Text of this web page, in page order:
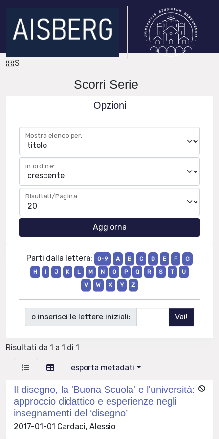
IRIS
Scorri Serie
Opzioni
Mostra elenco per:
in ordine:
Risultati/Pagina
Parti dalla lettera: 0-9 A B C D E F
G
H
I J K L M N O P Q R S T
U
V
W X Y Z
o inserisci le lettere iniziali:
Risultati da 1 a 1 di 1
esporta metadati
Il disegno, la 'Buona Scuola' e l'università:
approccio didattico e esperienze negli
insegnamenti del ‘disegno’
2017-01-01 Cardaci, Alessio